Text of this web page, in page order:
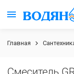
Главная